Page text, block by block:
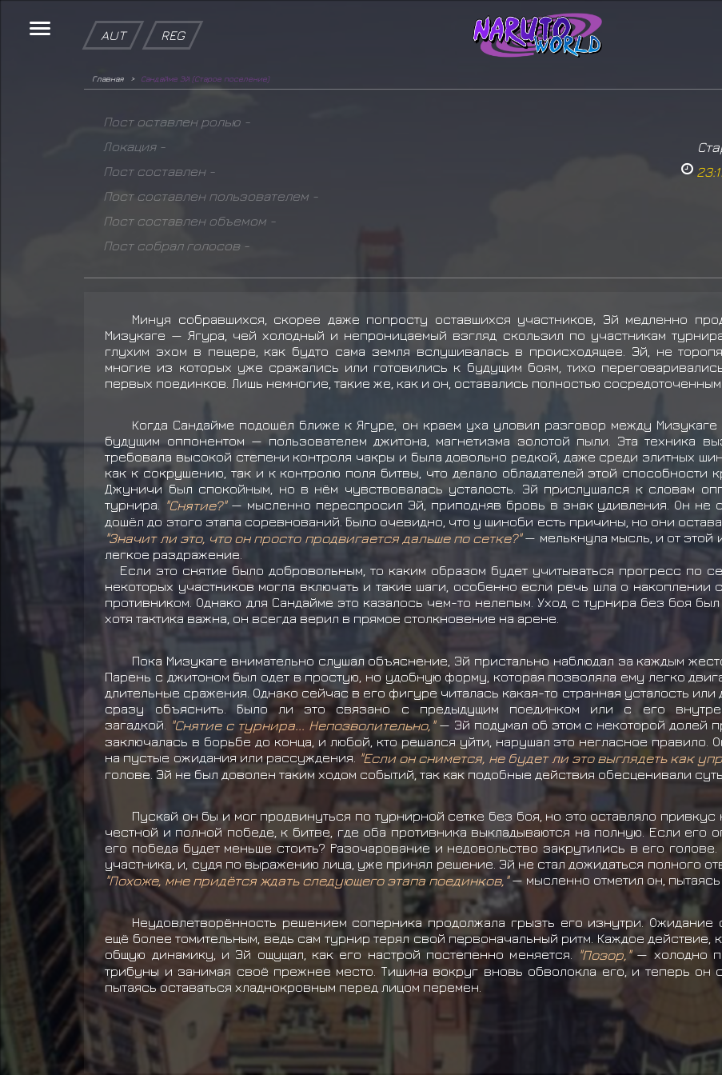
AUT REG
Главная Сандайме Эй (Старое поселение)
Пост оставлен ролью -
Локация -
Пост составлен -
Пост составлен пользователем -
Пост составлен объемом -
Пост собрал голосов -
Минуя собравшихся, скорее даже попросту оставшихся участников, Эй медленно
Мизукаге — Ягура, чей холодный и непроницаемый взгляд скользил по участникам
глухим эхом в пещере, как будто сама земля вслушивалась в происходящее. Эй, не
многие из которых уже сражались или готовились к будущим боям, тихо
первых поединков. Лишь немногие, такие же, как и он, оставались полностью
Когда Сандайме подошёл ближе к Ягуре, он краем уха уловил разговор между
будущим оппонентом — пользователем джитона, магнетизма золотой пыли. Эта техника
требовала высокой степени контроля чакры и была довольно редкой, даже среди элитных
как к сокрушению, так и к контролю поля битвы, что делало обладателей этой способности
Джуничи был спокойным, но в нём чувствовалась усталость. Эй прислушался к словам
турнира. "Снятие?"— мысленно переспросил Эй, приподняв бровь в знак удивления. Он не
дошёл до этого этапа соревнований. Было очевидно, что у шиноби есть причины, но они
"Значит ли это, что он просто продвигается дальше по сетке?"— мелькнула мысль, и от этой
легкое раздражение.
Если это снятие было добровольным, то каким образом будет учитываться прогресс по
некоторых участников могла включать и такие шаги, особенно если речь шла о
противником. Однако для Сандайме это казалось чем-то нелепым. Уход с турнира без боя
хотя тактика важна, он всегда верил в прямое столкновение на арене.
Пока Мизукаге внимательно слушал объяснение, Эй пристально наблюдал за каждым
Парень с джитоном был одет в простую, но удобную форму, которая позволяла ему легко
длительные сражения. Однако сейчас в его фигуре читалась какая-то странная усталость
сразу объяснить. Было ли это связано с предыдущим поединком или с его
загадкой. "Снятие с турнира... Непозволительно,"— Эй подумал об этом с некоторой долей
заключалась в борьбе до конца, и любой, кто решался уйти, нарушал это негласное правило.
на пустые ожидания или рассуждения. "Если он снимется, не будет ли это выглядеть как
голове. Эй не был доволен таким ходом событий, так как подобные действия обесценивали
Пускай он бы и мог продвинуться по турнирной сетке без боя, но это оставляло
честной и полной победе, к битве, где оба противника выкладываются на полную. Если его
его победа будет меньше стоить? Разочарование и недовольство закрутились в его
участника, и, судя по выражению лица, уже принял решение. Эй не стал дожидаться полного
"Похоже, мне придётся ждать следующего этапа поединков," — мысленно отметил он,
Неудовлетворённость решением соперника продолжала грызть его изнутри.
ещё более томительным, ведь сам турнир терял свой первоначальный ритм. Каждое
общую динамику, и Эй ощущал, как его настрой постепенно меняется. "Позор,"— холодно
трибуны и занимая своё прежнее место. Тишина вокруг вновь обволокла его, и теперь он
пытаясь оставаться хладнокровным перед лицом перемен.